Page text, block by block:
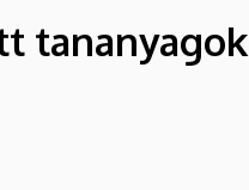
tananyagok